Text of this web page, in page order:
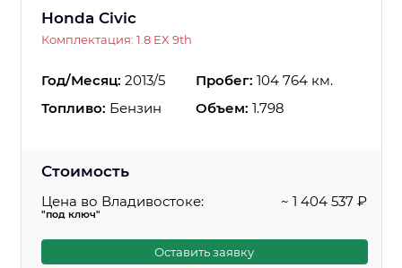
Honda Civic
Комплектация: 1.8 EX 9th
Год/Месяц: 2013/5 Пробег: 104 764 км.
Топливо: Бензин Объем: 1.798
Стоимость
Цена во Владивостоке:
"под ключ"
~ 1 404 537 ₽
Оставить заявку